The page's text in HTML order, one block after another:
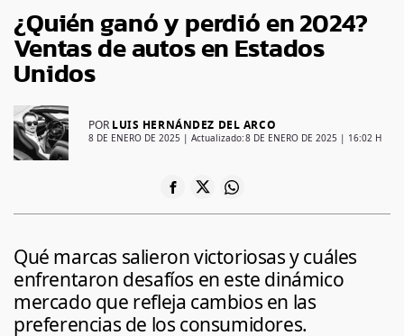
CURIOSIDADES
MARCAS
RANKINGS
SÍGUENOS
¿Quién ganó y perdió en 2024?
Ventas de autos en Estados
Unidos
POR LUIS HERNÁNDEZ DEL ARCO
8 DE ENERO DE 2025 | Actualizado: 8 DE ENERO DE 2025 | 16:02 H
Qué marcas salieron victoriosas y cuáles
enfrentaron desafíos en este dinámico
mercado que refleja cambios en las
preferencias de los consumidores.